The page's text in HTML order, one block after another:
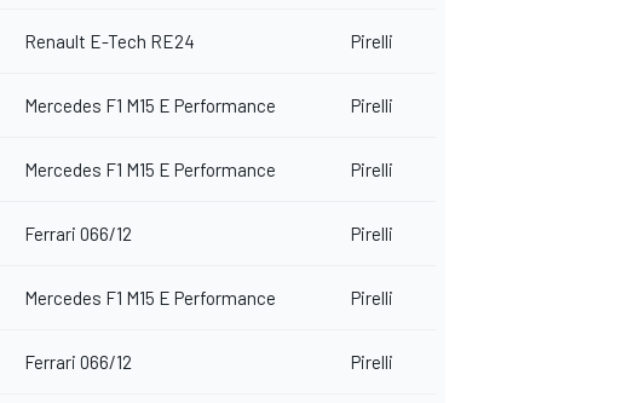
Renault E-Tech RE24 Pirelli
Mercedes F1 M15 E Performance Pirelli
Mercedes F1 M15 E Performance Pirelli
Ferrari 066/12 Pirelli
Mercedes F1 M15 E Performance Pirelli
Ferrari 066/12 Pirelli